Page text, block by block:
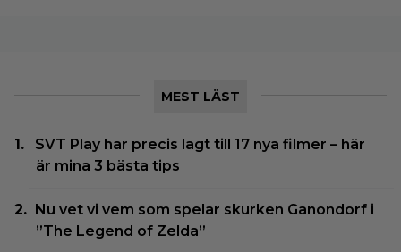
MEST LÄST
SVT Play har precis lagt till 17 nya filmer – här
är mina 3 bästa tips
Nu vet vi vem som spelar skurken Ganondorf i
”The Legend of Zelda”